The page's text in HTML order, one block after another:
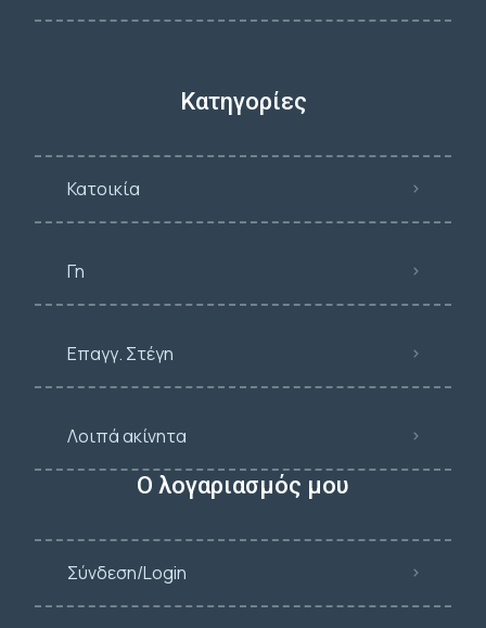
Κατηγορίες
Κατοικία
Γη
Επαγγ. Στέγη
Λοιπά ακίνητα
Ο λογαριασμός μου
Σύνδεση/Login